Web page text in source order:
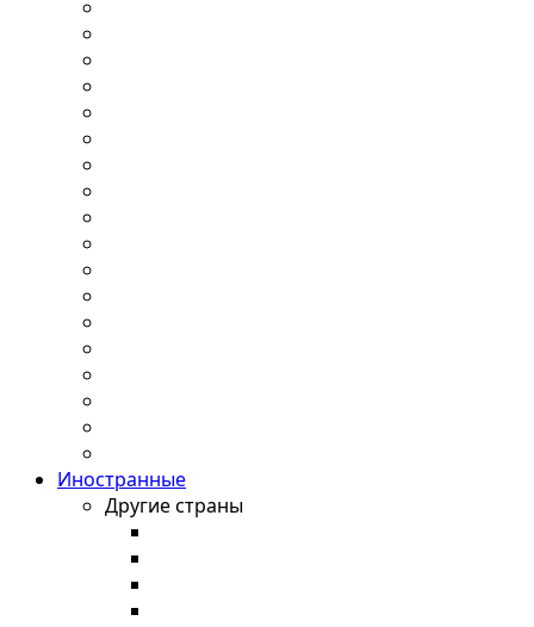
Иностранные
Другие страны